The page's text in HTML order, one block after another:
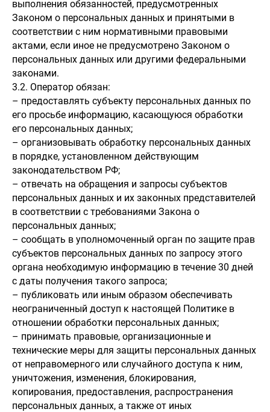
выполнения обязанностей, предусмотренных
Законом о персональных данных и принятыми в
соответствии с ним нормативными правовыми
актами, если иное не предусмотрено Законом о
персональных данных или другими федеральными
законами.
3.2. Оператор обязан:
– предоставлять субъекту персональных данных по
его просьбе информацию, касающуюся обработки
его персональных данных;
– организовывать обработку персональных данных
в порядке, установленном действующим
законодательством РФ;
– отвечать на обращения и запросы субъектов
персональных данных и их законных представителей
в соответствии с требованиями Закона о
персональных данных;
– сообщать в уполномоченный орган по защите прав
субъектов персональных данных по запросу этого
органа необходимую информацию в течение 30 дней
с даты получения такого запроса;
– публиковать или иным образом обеспечивать
неограниченный доступ к настоящей Политике в
отношении обработки персональных данных;
– принимать правовые, организационные и
технические меры для защиты персональных данных
от неправомерного или случайного доступа к ним,
уничтожения, изменения, блокирования,
копирования, предоставления, распространения
персональных данных, а также от иных